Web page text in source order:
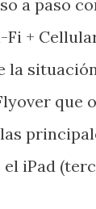
a paso
Fi +
la
que
el iPad